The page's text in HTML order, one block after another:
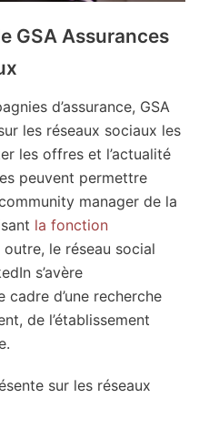
GSA Assurances
d’assurance, GSA
les réseaux sociaux les
les offres et l’actualité
peuvent permettre
manager de la
la fonction
outre, le réseau social
s’avère
d’une recherche
de l’établissement
sur les réseaux